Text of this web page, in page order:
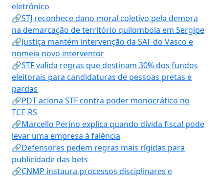
eletrônico
🔗STJ reconhece dano moral coletivo pela demora
na demarcação de território quilombola em Sergipe
🔗Justiça mantém intervenção da SAF do Vasco e
nomeia novo interventor
🔗STF valida regras que destinam 30% dos fundos
eleitorais para candidaturas de pessoas pretas e
pardas
🔗PDT aciona STF contra poder monocrático no
TCE-RS
🔗Marcello Perino explica quando dívida fiscal pode
levar uma empresa à falência
🔗Defensores pedem regras mais rígidas para
publicidade das bets
🔗CNMP instaura processos disciplinares e